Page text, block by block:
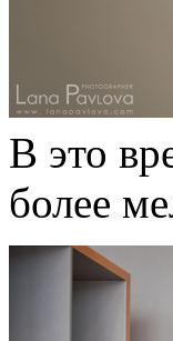
В это
более